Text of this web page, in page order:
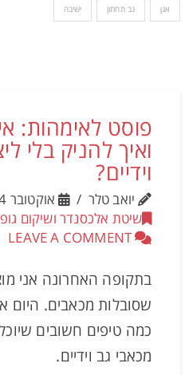
אגן גב תחתון ישיבה
פוסט לאימהות:
ואיך להניק בלי
וידיים?
יואב טלר
אוקטובר 14, 2018
שיטת אלכסנדר ושיקום
LEAVE A COMMENT
בתקופה האחרונה אני
שסובלות מכאבים. היום
כמה טיפים חשובים
מכאבי גב וידיים.